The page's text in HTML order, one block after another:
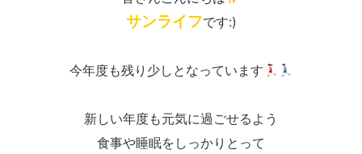
サンライフです:)
今年度も残り少しとなっています
新しい年度も元気に過ごせるよう
食事や睡眠をしっかりとって